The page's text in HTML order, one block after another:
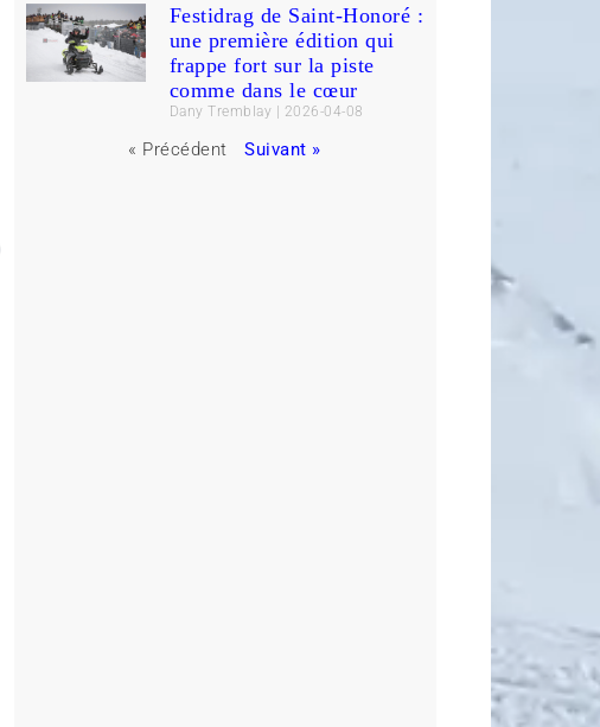
Festidrag de Saint-Honoré :
une première édition qui
frappe fort sur la piste
comme dans le cœur
Dany Tremblay 2026-04-08
« Précédent Suivant »